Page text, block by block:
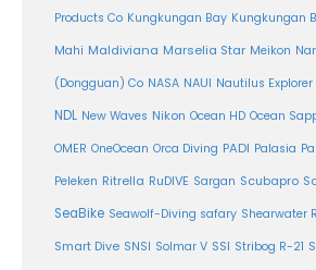
Products Co Kungkungan Bay Kungkungan
Mahi Maldiviana Marselia Star Meikon
(Dongguan) Co NASA NAUI Nautilus Explorer
NDL New Waves Nikon Ocean HD Ocean
OMER OneOcean Orca Diving PADI Palasia
Peleken Ritrella RuDIVE Sargan Scubapro
SeaBike Seawolf-Diving safary Shearwater
Smart Dive SNSI Solmar V SSI Stribog R-21